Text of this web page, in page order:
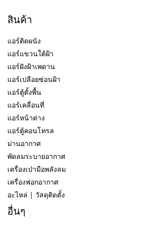
สินค้า
แอร์ติดผนัง
แอร์แขวนใต้ฝ้า
แอร์ฝังฝ้าเพดาน
แอร์เปลือยซ่อนฝ้า
แอร์ตู้ตั้งพื้น
แอร์เคลื่อนที่
แอร์หน้าต่าง
แอร์ตู้คอนโทรล
ม่านอากาศ
พัดลมระบายอากาศ
เครื่องเป่ามือพลังลม
เครื่องฟอกอากาศ
อะไหล่ | วัสดุติดตั้ง
อื่นๆ